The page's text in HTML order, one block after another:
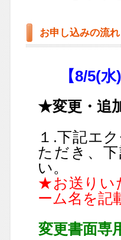
お申し込みの流れ
【8/5(
★変更・追
１.下記エ
ただき、
い。
★お送りい
ーム名を記
変更書面専